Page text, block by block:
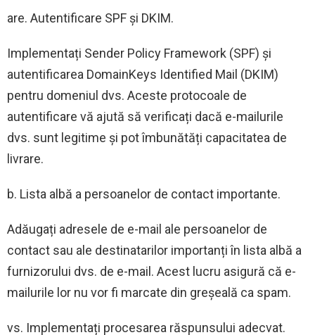
are. Autentificare SPF și DKIM.
Implementați Sender Policy Framework (SPF) și
autentificarea DomainKeys Identified Mail (DKIM)
pentru domeniul dvs. Aceste protocoale de
autentificare vă ajută să verificați dacă e-mailurile
dvs. sunt legitime și pot îmbunătăți capacitatea de
livrare.
b. Lista albă a persoanelor de contact importante.
Adăugați adresele de e-mail ale persoanelor de
contact sau ale destinatarilor importanți în lista albă a
furnizorului dvs. de e-mail. Acest lucru asigură că e-
mailurile lor nu vor fi marcate din greșeală ca spam.
vs. Implementați procesarea răspunsului adecvat.